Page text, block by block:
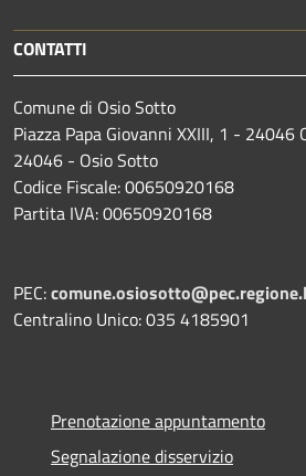
CONTATTI
Comune di Osio Sotto
Piazza Papa Giovanni XXIII, 1 - 24046
24046 - Osio Sotto
Codice Fiscale: 00650920168
Partita IVA: 00650920168
PEC:
Centralino Unico: 035 4185901
Prenotazione appuntamento
Segnalazione disservizio